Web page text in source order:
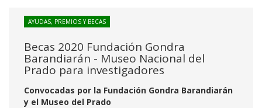
AYUDAS, PREMIOS Y BECAS
Becas 2020 Fundación Gondra
Barandiarán - Museo Nacional del
Prado para investigadores
Convocadas por la Fundación Gondra Barandiarán
y el Museo del Prado